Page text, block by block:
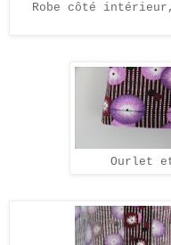
Robe côté
Ourlet